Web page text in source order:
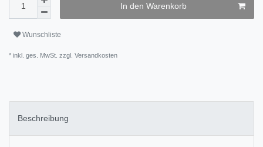
In den Warenkorb
Wunschliste
* inkl. ges. MwSt. zzgl. Versandkosten
Beschreibung